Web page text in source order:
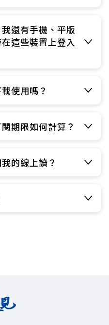
還有手機、平版
這些裝置上登入
使用嗎？​
期限如何計算？​
的線上讀？​